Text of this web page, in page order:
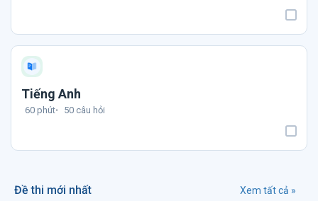
Tiếng Anh
60 phút 50 câu hỏi
Đề thi mới nhất Xem tất cả »